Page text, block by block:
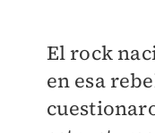
El rock
en esa